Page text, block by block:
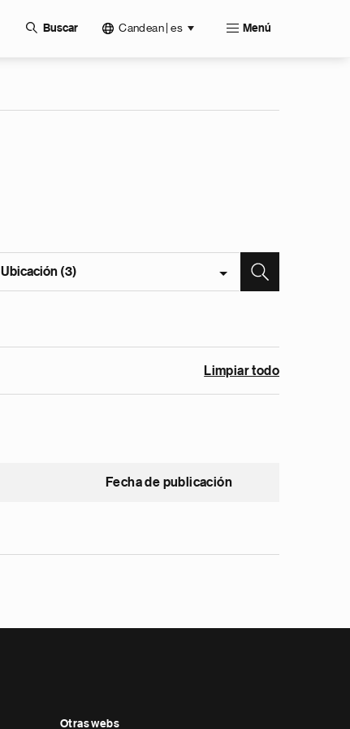
Buscar Candean | es Menú
Ubicación (3)
Limpiar todo
Fecha de publicación
Otras webs